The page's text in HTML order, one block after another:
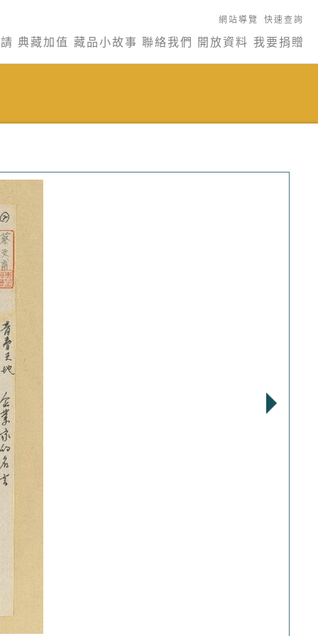
網站導覽 快速查詢
典藏加值 藏品小故事 聯絡我們 開放資料 我要捐贈